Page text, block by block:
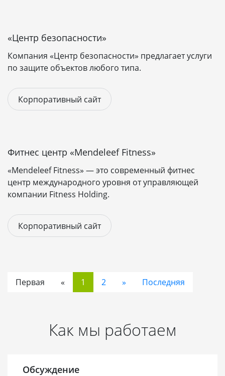
«Центр безопасности»
Компания «Центр безопасности» предлагает услуги
по защите объектов любого типа.
Корпоративный сайт
Фитнес центр «Mendeleef Fitness»
«Mendeleef Fitness» — это современный фитнес
центр международного уровня от управляющей
компании Fitness Holding.
Корпоративный сайт
Первая « 1 2 » Последняя
Как мы работаем
Обсуждение